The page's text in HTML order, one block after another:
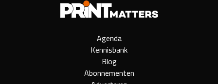
Agenda
Kennisbank
Blog
Abonnementen